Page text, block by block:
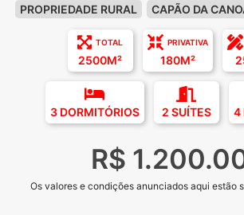
PROPRIEDADE RURAL CAPÃO DA
TOTAL
2500M²
PRIVATIVA
180M²
3 DORMITÓRIOS 2 SUÍTES 4
R$
Os valores e condições anunciados aqui estão